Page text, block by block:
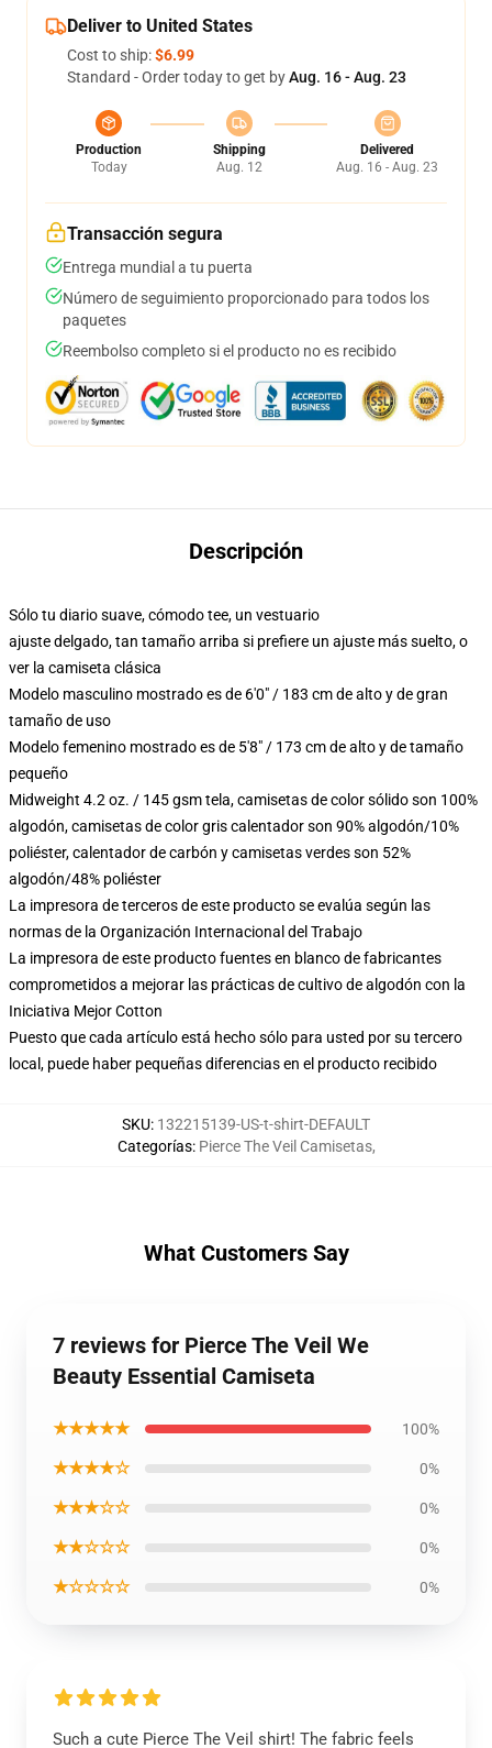
Deliver to United States
Cost to ship:$6.99
Standard - Order today to get byAug. 16 - Aug. 23
Production
Today
Shipping
Aug. 12
Delivered
Aug. 16 - Aug. 23
Transacción segura
Entrega mundial a tu puerta
Número de seguimiento proporcionado para todos los
paquetes
Reembolso completo si el producto no es recibido
Descripción
Sólo tu diario suave, cómodo tee, un vestuario
ajuste delgado, tan tamaño arriba si prefiere un ajuste más suelto, o
ver la camiseta clásica
Modelo masculino mostrado es de 6'0" / 183 cm de alto y de gran
tamaño de uso
Modelo femenino mostrado es de 5'8" / 173 cm de alto y de tamaño
pequeño
Midweight 4.2 oz. / 145 gsm tela, camisetas de color sólido son 100%
algodón, camisetas de color gris calentador son 90% algodón/10%
poliéster, calentador de carbón y camisetas verdes son 52%
algodón/48% poliéster
La impresora de terceros de este producto se evalúa según las
normas de la Organización Internacional del Trabajo
La impresora de este producto fuentes en blanco de fabricantes
comprometidos a mejorar las prácticas de cultivo de algodón con la
Iniciativa Mejor Cotton
Puesto que cada artículo está hecho sólo para usted por su tercero
local, puede haber pequeñas diferencias en el producto recibido
SKU: 132215139-US-t-shirt-DEFAULT
Categorías: Pierce The Veil Camisetas,
What Customers Say
7 reviews for Pierce The Veil We
Beauty Essential Camiseta
★★★★★ 100%
★★★★☆ 0%
★★★☆☆ 0%
★★☆☆☆ 0%
★☆☆☆☆ 0%
Such a cute Pierce The Veil shirt! The fabric feels